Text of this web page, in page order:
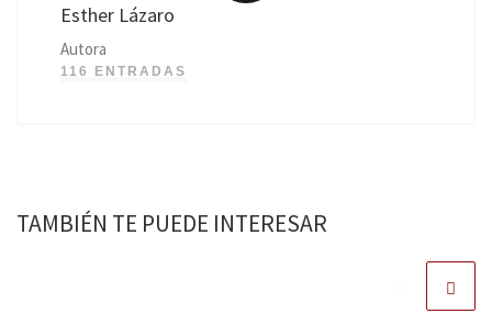
Esther Lázaro
Autora
116 ENTRADAS
TAMBIÉN TE PUEDE INTERESAR